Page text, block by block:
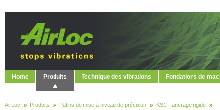
Home Produits Technique des vibrations Fondations de
AirLoc Produits Patins de mise à niveau de précision KSC - ancrage rigide